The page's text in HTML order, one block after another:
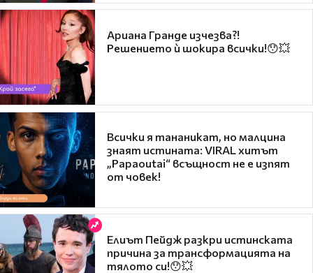
Ариана Гранде изчезва?!
Решението ѝ шокира всички!😯💥
Всички я тананикат, но малцина
знаят истината: VIRAL хитът
„Papaoutai“ всъщност не е изпят
от човек!
Елиът Пейдж разкри истинската
причина за трансформацията на
тялото си!😯💥